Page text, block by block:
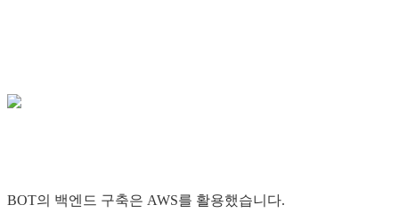
BOT의 백엔드 구축은 AWS를 활용했습니다.